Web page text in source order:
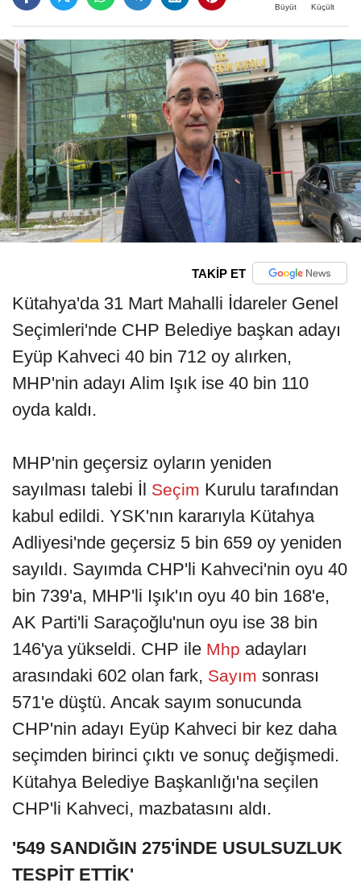
Büyüt Küçült
TAKİP ET
Kütahya'da 31 Mart Mahalli İdareler Genel
Seçimleri'nde CHP Belediye başkan adayı
Eyüp Kahveci 40 bin 712 oy alırken,
MHP'nin adayı Alim Işık ise 40 bin 110
oyda kaldı.
MHP'nin geçersiz oyların yeniden
sayılması talebi İl
Seçim Kurulu tarafından
kabul edildi. YSK'nın kararıyla Kütahya
Adliyesi'nde geçersiz 5 bin 659 oy yeniden
sayıldı. Sayımda CHP'li Kahveci'nin oyu 40
bin 739'a, MHP'li Işık'ın oyu 40 bin 168'e,
AK Parti'li Saraçoğlu'nun oyu ise 38 bin
146'ya yükseldi. CHP ile Mhp adayları
arasındaki 602 olan fark, Sayım sonrası
571'e düştü. Ancak sayım sonucunda
CHP'nin adayı Eyüp Kahveci bir kez daha
seçimden birinci çıktı ve sonuç değişmedi.
Kütahya Belediye Başkanlığı'na seçilen
CHP'li Kahveci, mazbatasını aldı.
'549 SANDIĞIN 275'İNDE USULSUZLUK
TESPİT ETTİK'